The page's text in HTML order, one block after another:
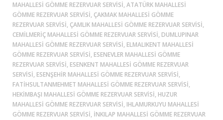
MAHALLESI GÖMME REZERVUAR SERVISI, ATATÜRK MAHALLESI
GÖMME REZERVUAR SERVISI, ÇAKMAK MAHALLESI GÖMME
REZERVUAR SERVISI, ÇAMLIK MAHALLESI GÖMME REZERVUAR SERVISI,
CEMILMERIÇ MAHALLESI GÖMME REZERVUAR SERVISI, DUMLUPINAR
MAHALLESI GÖMME REZERVUAR SERVISI, ELMALIKENT MAHALLESI
GÖMME REZERVUAR SERVISI, ESENEVLER MAHALLESI GÖMME
REZERVUAR SERVISI, ESENKENT MAHALLESI GÖMME REZERVUAR
SERVISI, ESENŞEHIR MAHALLESI GÖMME REZERVUAR SERVISI,
FATIHSULTANMEHMET MAHALLESI GÖMME REZERVUAR SERVISI,
HEKIMBAŞI MAHALLESI GÖMME REZERVUAR SERVISI, HUZUR
MAHALLESI GÖMME REZERVUAR SERVISI, IHLAMURKUYU MAHALLESI
GÖMME REZERVUAR SERVISI, İNKILAP MAHALLESI GÖMME REZERVUAR